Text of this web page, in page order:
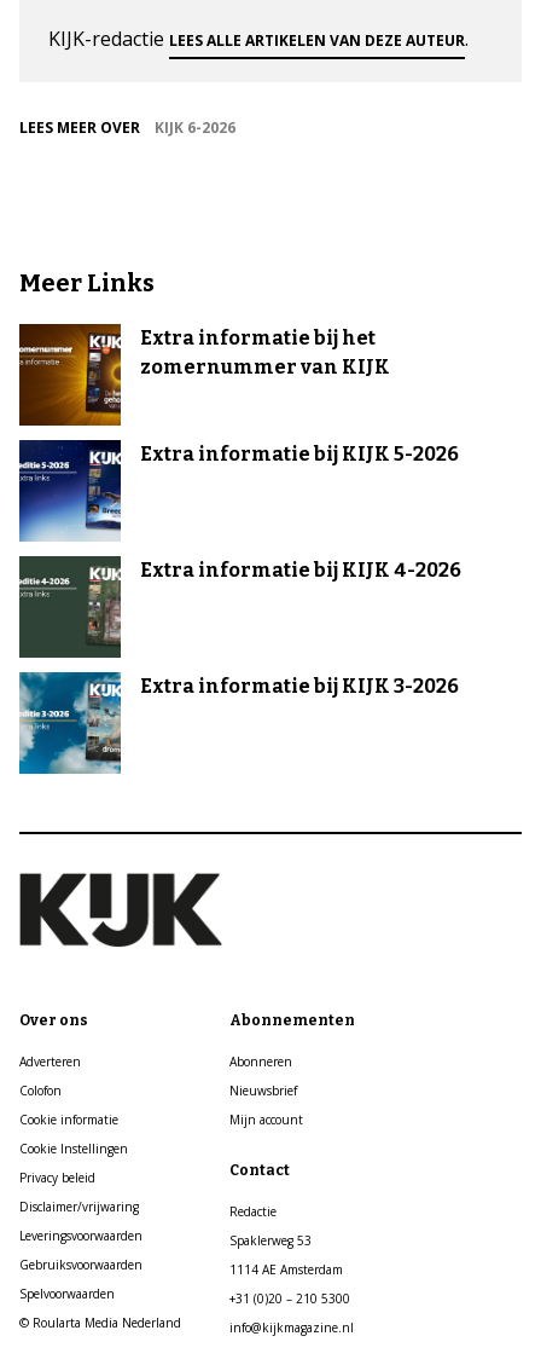
KIJK-redactie LEES ALLE ARTIKELEN VAN DEZE AUTEUR.
LEES MEER OVER KIJK 6-2026
Meer Links
Extra informatie bij het
zomernummer van KIJK
Extra informatie bij KIJK 5-2026
Extra informatie bij KIJK 4-2026
Extra informatie bij KIJK 3-2026
Over ons
Adverteren
Colofon
Cookie informatie
Cookie Instellingen
Privacy beleid
Disclaimer/vrijwaring
Leveringsvoorwaarden
Gebruiksvoorwaarden
Spelvoorwaarden
© Roularta Media Nederland
Abonnementen
Abonneren
Nieuwsbrief
Mijn account
Contact
Redactie
Spaklerweg 53
1114 AE Amsterdam
+31 (0)20 – 210 5300
info@kijkmagazine.nl